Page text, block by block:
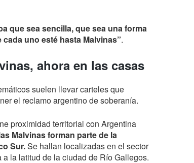
que sea sencilla, que sea una forma
uno esté hasta Malvinas”.
ahora en las casas
suelen llevar carteles que
el reclamo argentino de soberanía.
proximidad territorial con Argentina
Malvinas forman parte de la
Sur.Se hallan localizadas en el sector
la latitud de la ciudad de Río Gallegos.